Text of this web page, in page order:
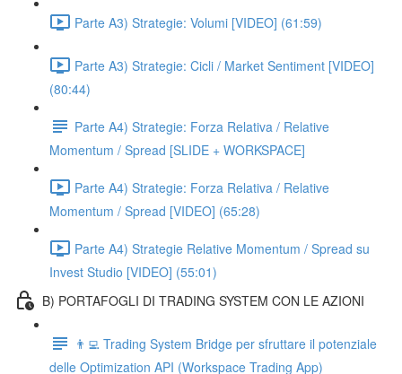
Parte A3) Strategie: Volumi [VIDEO] (61:59)
Parte A3) Strategie: Cicli / Market Sentiment [VIDEO]
(80:44)
Parte A4) Strategie: Forza Relativa / Relative
Momentum / Spread [SLIDE + WORKSPACE]
Parte A4) Strategie: Forza Relativa / Relative
Momentum / Spread [VIDEO] (65:28)
Parte A4) Strategie Relative Momentum / Spread su
Invest Studio [VIDEO] (55:01)
B) PORTAFOGLI DI TRADING SYSTEM CON LE AZIONI
👨‍💻 Trading System Bridge per sfruttare il potenziale
delle Optimization API (Workspace Trading App)